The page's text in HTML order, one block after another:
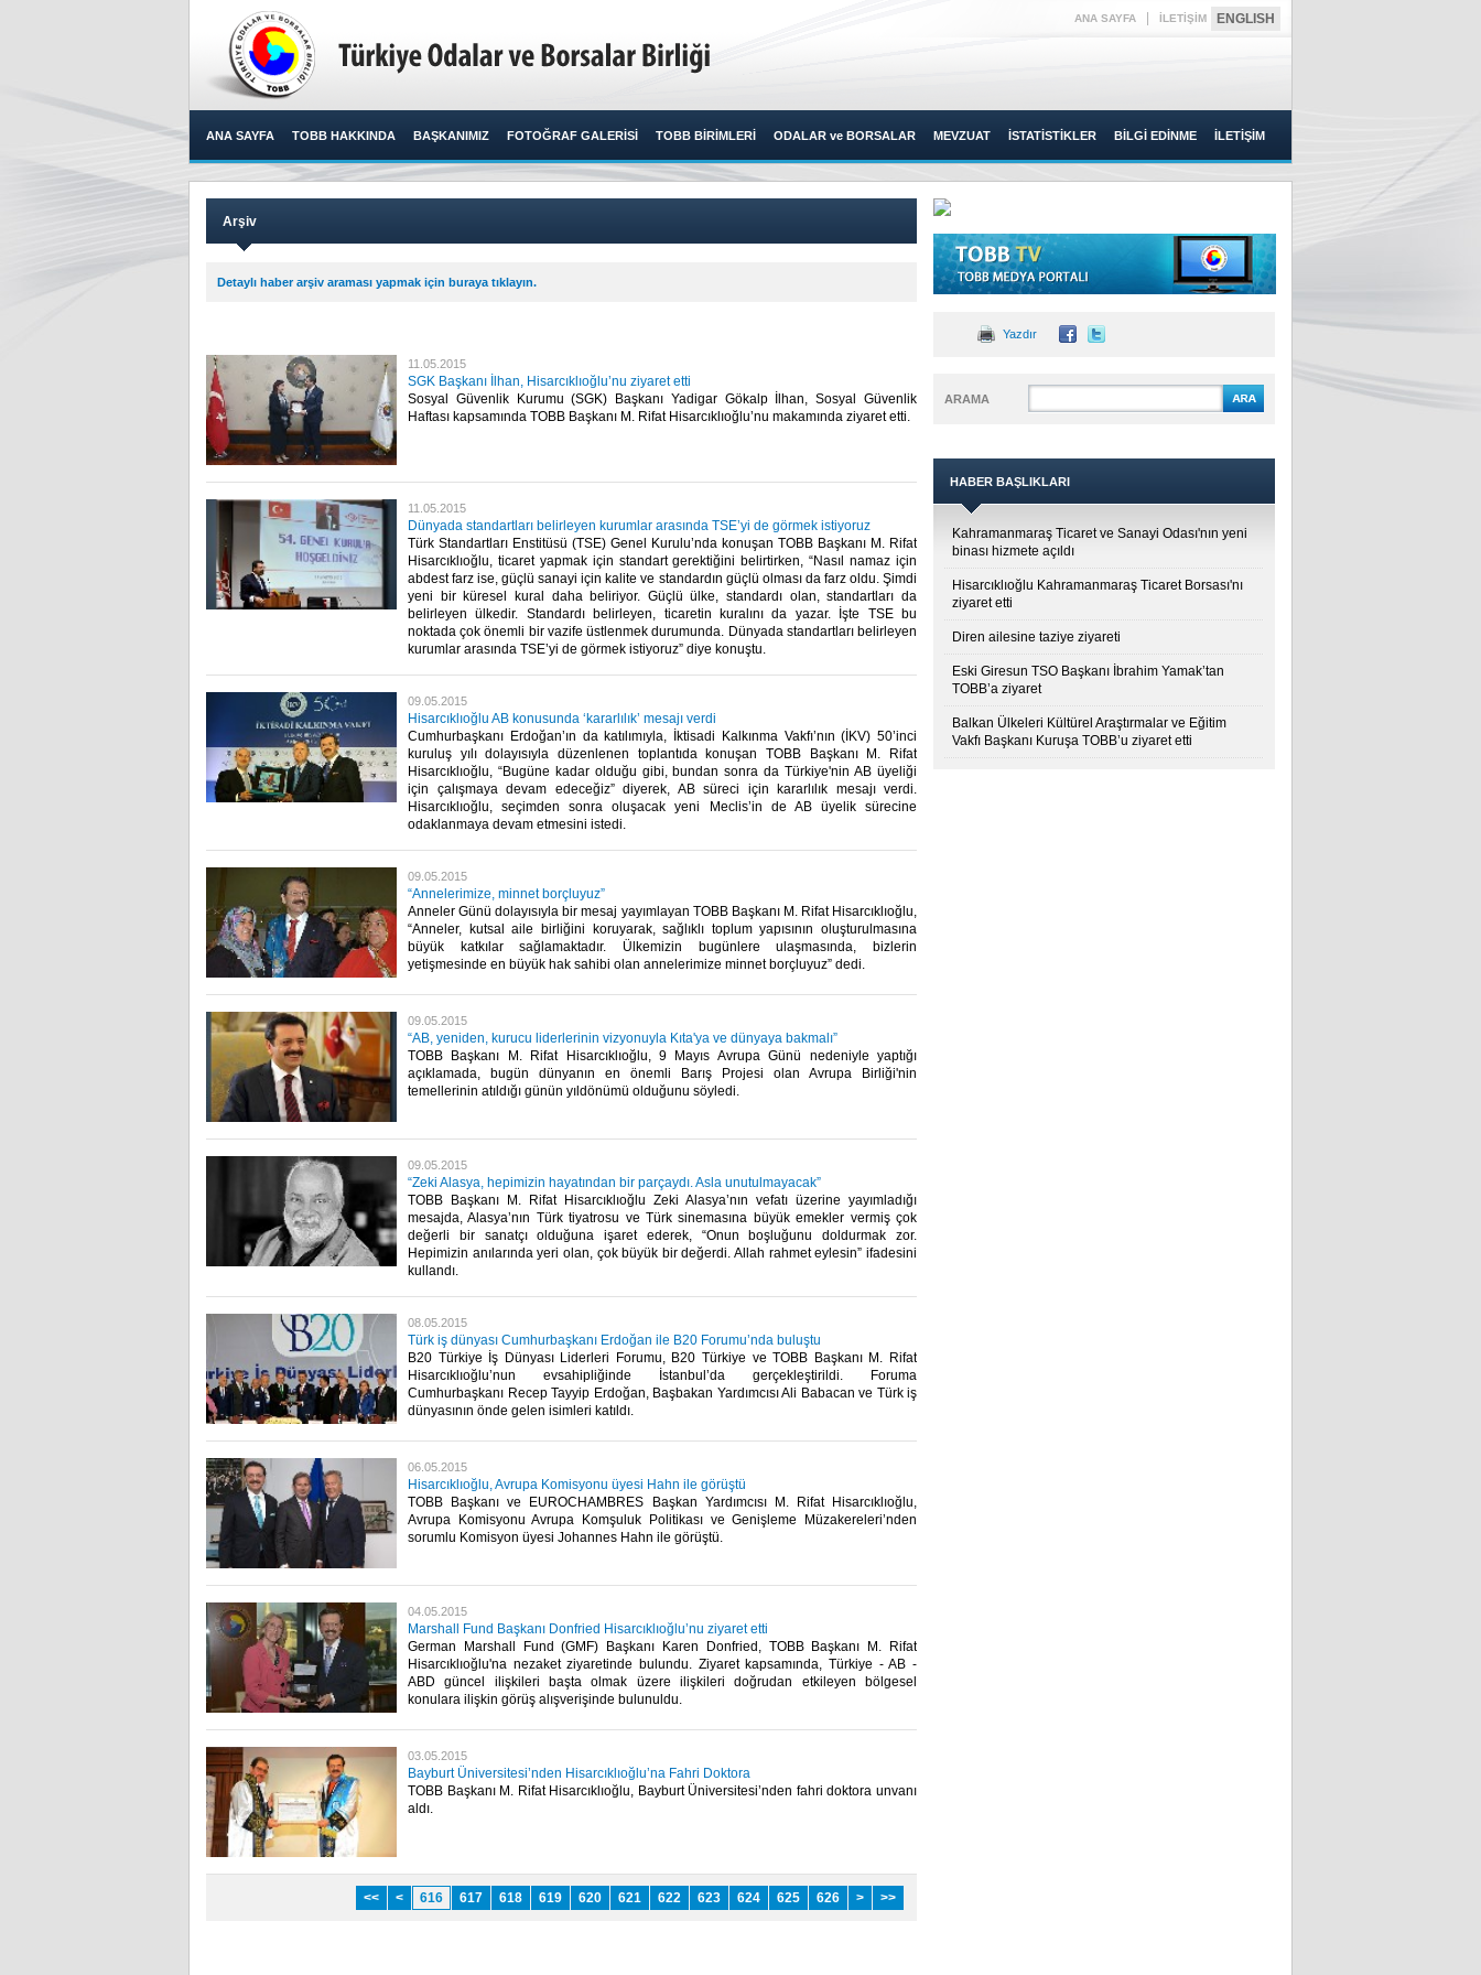
ANA SAYFA İLETİŞİM ENGLISH
ANA SAYFA TOBB HAKKINDA BAŞKANIMIZ FOTOĞRAF GALERİSİ TOBB BİRİMLERİ ODALAR ve BORSALAR MEVZUAT İSTATİSTİKLER BİLGİ EDİNME İLETİŞİM
Arşiv
Detaylı haber arşiv araması yapmak için buraya tıklayın.
11.05.2015
SGK Başkanı İlhan, Hisarcıklıoğlu’nu ziyaret etti
Sosyal Güvenlik Kurumu (SGK) Başkanı Yadigar Gökalp İlhan, Sosyal Güvenlik
Haftası kapsamında TOBB Başkanı M. Rifat Hisarcıklıoğlu’nu makamında ziyaret etti.​
11.05.2015
Dünyada standartları belirleyen kurumlar arasında TSE’yi de görmek istiyoruz
Türk Standartları Enstitüsü (TSE) Genel Kurulu’nda konuşan TOBB Başkanı M. Rifat
Hisarcıklıoğlu, ticaret yapmak için standart gerektiğini belirtirken, “Nasıl namaz için
abdest farz ise, güçlü sanayi için kalite ve standardın güçlü olması da farz oldu. Şimdi
yeni bir küresel kural daha beliriyor. Güçlü ülke, standardı olan, standartları da
belirleyen ülkedir. Standardı belirleyen, ticaretin kuralını da yazar. İşte TSE bu
noktada çok önemli bir vazife üstlenmek durumunda. Dünyada standartları belirleyen
kurumlar arasında TSE’yi de görmek istiyoruz” diye konuştu.​
09.05.2015
Hisarcıklıoğlu AB konusunda ‘kararlılık’ mesajı verdi
Cumhurbaşkanı Erdoğan’ın da katılımıyla, İktisadi Kalkınma Vakfı’nın (İKV) 50’inci
kuruluş yılı dolayısıyla düzenlenen toplantıda konuşan TOBB Başkanı M. Rifat
Hisarcıklıoğlu, “Bugüne kadar olduğu gibi, bundan sonra da Türkiye'nin AB üyeliği
için çalışmaya devam edeceğiz” diyerek, AB süreci için kararlılık mesajı verdi.
Hisarcıklıoğlu, seçimden sonra oluşacak yeni Meclis’in de AB üyelik sürecine
odaklanmaya devam etmesini istedi.​
09.05.2015
“Annelerimize, minnet borçluyuz”
Anneler Günü dolayısıyla bir mesaj yayımlayan TOBB Başkanı M. Rifat Hisarcıklıoğlu,
“Anneler, kutsal aile birliğini koruyarak, sağlıklı toplum yapısının oluşturulmasına
büyük katkılar sağlamaktadır. Ülkemizin bugünlere ulaşmasında, bizlerin
yetişmesinde en büyük hak sahibi olan annelerimize minnet borçluyuz” dedi.​
09.05.2015
“AB, yeniden, kurucu liderlerinin vizyonuyla Kıta'ya ve dünyaya bakmalı”
TOBB Başkanı M. Rifat Hisarcıklıoğlu, 9 Mayıs Avrupa Günü nedeniyle yaptığı
açıklamada, bugün dünyanın en önemli Barış Projesi olan Avrupa Birliği'nin
temellerinin atıldığı günün yıldönümü olduğunu söyledi.​
09.05.2015
“Zeki Alasya, hepimizin hayatından bir parçaydı. Asla unutulmayacak”
TOBB Başkanı M. Rifat Hisarcıklıoğlu Zeki Alasya’nın vefatı üzerine yayımladığı
mesajda, Alasya’nın Türk tiyatrosu ve Türk sinemasına büyük emekler vermiş çok
değerli bir sanatçı olduğuna işaret ederek, “Onun boşluğunu doldurmak zor.
Hepimizin anılarında yeri olan, çok büyük bir değerdi. Allah rahmet eylesin” ifadesini
kullandı.​
08.05.2015
Türk iş dünyası Cumhurbaşkanı Erdoğan ile B20 Forumu’nda buluştu
B20 Türkiye İş Dünyası Liderleri Forumu, B20 Türkiye ve TOBB Başkanı M. Rifat
Hisarcıklıoğlu’nun evsahipliğinde İstanbul’da gerçekleştirildi. Foruma
Cumhurbaşkanı Recep Tayyip Erdoğan, Başbakan Yardımcısı Ali Babacan ve Türk iş
dünyasının önde gelen isimleri katıldı.​
06.05.2015
Hisarcıklıoğlu, Avrupa Komisyonu üyesi Hahn ile görüştü
TOBB Başkanı ve EUROCHAMBRES Başkan Yardımcısı M. Rifat Hisarcıklıoğlu,
Avrupa Komisyonu Avrupa Komşuluk Politikası ve Genişleme Müzakereleri’nden
sorumlu Komisyon üyesi Johannes Hahn ile görüştü.​
04.05.2015
Marshall Fund Başkanı Donfried Hisarcıklıoğlu’nu ziyaret etti
German Marshall Fund (GMF) Başkanı Karen Donfried, TOBB Başkanı M. Rifat
Hisarcıklıoğlu'na nezaket ziyaretinde bulundu. Ziyaret kapsamında, Türkiye - AB -
ABD güncel ilişkileri başta olmak üzere ilişkileri doğrudan etkileyen bölgesel
konulara ilişkin görüş alışverişinde bulunuldu. ​
03.05.2015
Bayburt Üniversitesi’nden Hisarcıklıoğlu’na Fahri Doktora
TOBB Başkanı M. Rifat Hisarcıklıoğlu, Bayburt Üniversitesi’nden fahri doktora unvanı
aldı.​
<< < 616 617 618 619 620 621 622 623 624 625 626 > >>
Yazdır
ARAMA
HABER BAŞLIKLARI
Kahramanmaraş Ticaret ve Sanayi Odası'nın yeni
binası hizmete açıldı
Hisarcıklıoğlu Kahramanmaraş Ticaret Borsası'nı
ziyaret etti
Diren ailesine taziye ziyareti
Eski Giresun TSO Başkanı İbrahim Yamak’tan
TOBB’a ziyaret
Balkan Ülkeleri Kültürel Araştırmalar ve Eğitim
Vakfı Başkanı Kuruşa TOBB’u ziyaret etti